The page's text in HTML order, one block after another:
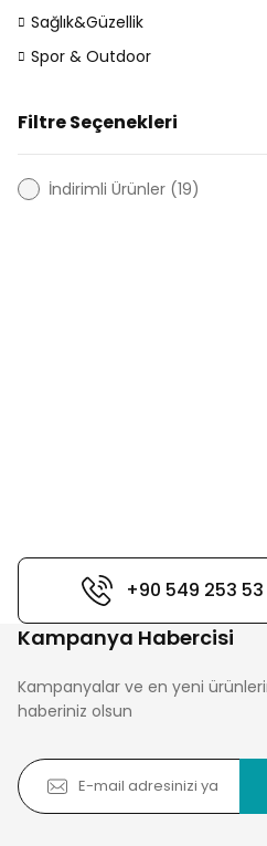
Sağlık&Güzellik
Spor & Outdoor
Filtre Seçenekleri
İndirimli Ürünler (19)
+90 549 253 53
Kampanya Habercisi
Kampanyalar ve en yeni
haberiniz olsun